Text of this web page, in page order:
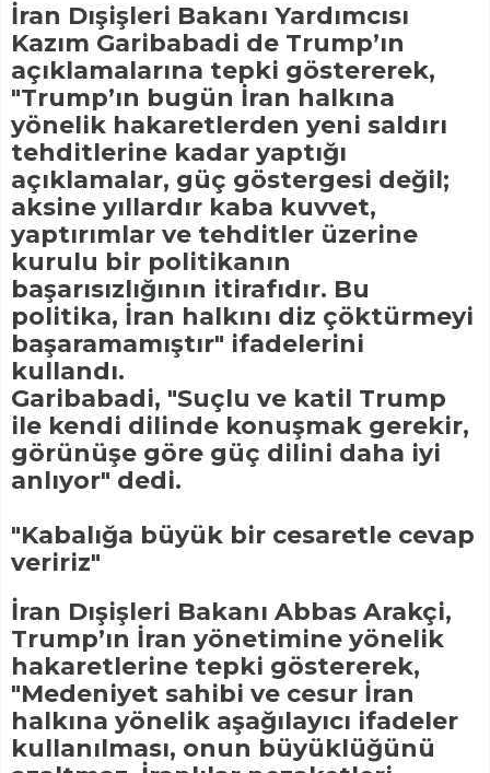
İran Dışişleri Bakanı Yardımcısı
Kazım Garibabadi de Trump’ın
açıklamalarına tepki göstererek,
"Trump’ın bugün İran halkına
yönelik hakaretlerden yeni saldırı
tehditlerine kadar yaptığı
açıklamalar, güç göstergesi değil;
aksine yıllardır kaba kuvvet,
yaptırımlar ve tehditler üzerine
kurulu bir politikanın
başarısızlığının itirafıdır. Bu
politika, İran halkını diz çöktürmeyi
başaramamıştır" ifadelerini
kullandı.
Garibabadi, "Suçlu ve katil Trump
ile kendi dilinde konuşmak gerekir,
görünüşe göre güç dilini daha iyi
anlıyor" dedi.
"Kabalığa büyük bir cesaretle cevap
veririz"
İran Dışişleri Bakanı Abbas Arakçi,
Trump’ın İran yönetimine yönelik
hakaretlerine tepki göstererek,
"Medeniyet sahibi ve cesur İran
halkına yönelik aşağılayıcı ifadeler
kullanılması, onun büyüklüğünü